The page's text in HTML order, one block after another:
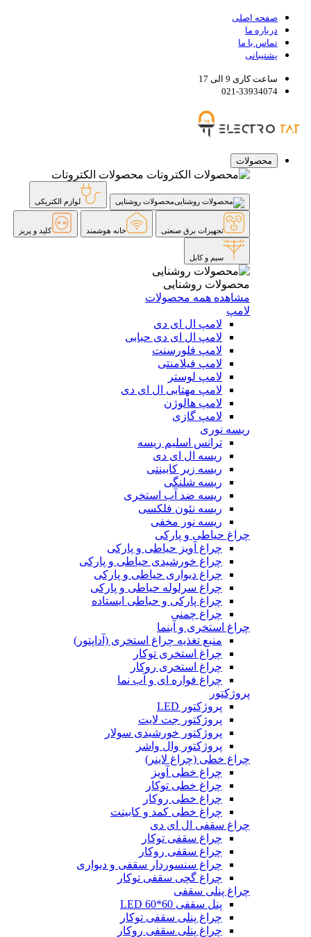
صفحه اصلی
درباره ما
تماس با ما
پشتیبانی
ساعت کاری 9 الی 17
021-33934074
محصولات
محصولات الکتروتات
محصولات روشنایی لوازم الکتریکی
تجهیزات برق صنعتی خانه هوشمند کلید و پریز
سیم و کابل
محصولات روشنایی
مشاهده همه محصولات
لامپ
لامپ ال ای دی
لامپ ال ای دی حبابی
لامپ فلورسنت
لامپ فیلامنتی
لامپ لوستر
لامپ مهتابی ال ای دی
لامپ هالوژن
لامپ گازی
ریسه نوری
ترانس اسلیم ریسه
ریسه ال ای دی
ریسه زیر کابینتی
ریسه شلنگی
ریسه ضد آب استخری
ریسه نئون فلکسی
ریسه نور مخفی
چراغ حیاطی و پارکی
چراغ آویز حیاطی و پارکی
چراغ خورشیدی حیاطی و پارکی
چراغ دیواری حیاطی و پارکی
چراغ سرلوله حیاطی و پارکی
چراغ پارکی و حیاطی ایستاده
چراغ چمنی
چراغ استخری و آبنما
منبع تغذیه چراغ استخری (آداپتور)
چراغ استخری توکار
چراغ استخری روکار
چراغ فواره ای و آب نما
پروژکتور
پروژکتور LED
پروژکتور جت لایت
پروژکتور خورشیدی سولار
پروژکتور وال واشر
چراغ خطی (چراغ لاینر)
چراغ خطی آویز
چراغ خطی توکار
چراغ خطی روکار
چراغ خطی کمد و کابینت
چراغ سقفی ال ای دی
چراغ سقفی توکار
چراغ سقفی روکار
چراغ سنسوردار سقفی و دیواری
چراغ گچی سقفی توکار
چراغ پنلی سقفی
پنل سقفی 60*60 LED
چراغ پنلی سقفی توکار
چراغ پنلی سقفی روکار